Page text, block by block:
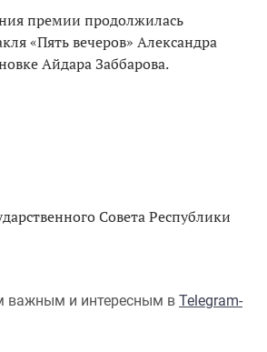
премии продолжилась
«Пять вечеров» Александра
Айдара Заббарова.
Совета Республики
важным и интересным в Telegram-